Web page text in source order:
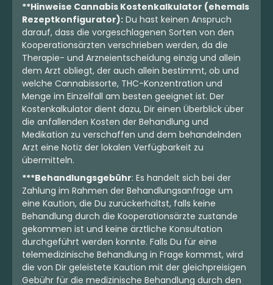
**Hinweise Cannabis Kostenkalkulator (ehemals
Rezeptkonfigurator): Du hast keinen Anspruch
darauf, dass die vorgeschlagenen Sorten von den
Kooperationsärzten verschrieben werden, da die
Therapie- und Arzneientscheidung einzig und allein
dem Arzt obliegt, der auch allein bestimmt, ob und
welche Cannabissorte, THC-Konzentration und
Menge im Einzelfall am besten geeignet ist. Der
Kostenkalkulator dient dazu, Dir einen Überblick über
die anfallenden Kosten der Behandlung und
Medikation zu verschaffen und dem behandelnden
Arzt eine Notiz der lokalen Verfügbarkeit zu
übermitteln.
***Behandlungsgebühr: Es handelt sich bei der
Zahlung im Rahmen der Behandlungsanfrage um
eine Kaution, die Du zurückerhältst, falls keine
Behandlung durch die Kooperationsärzte zustande
gekommen ist und keine ärztliche Konsultation
durchgeführt werden konnte. Falls Du für eine
telemedizinische Behandlung in Frage kommst, wird
die von Dir geleistete Kaution mit der gleichpreisigen
Gebühr für die medizinische Behandlung durch den